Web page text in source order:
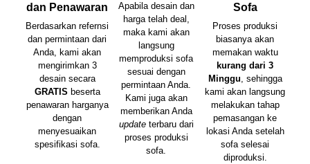
dan Penawaran
Berdasarkan refernsi
dan permintaan dari
Anda, kami akan
mengirimkan 3
desain secara
GRATIS beserta
penawaran harganya
dengan
menyesuaikan
spesifikasi sofa.
Apabila desain dan
harga telah deal,
maka kami akan
langsung
memproduksi sofa
sesuai dengan
permintaan Anda.
Kami juga akan
memberikan Anda
updateterbaru dari
proses produksi
sofa.
Sofa
Proses produksi
biasanya akan
memakan waktu
kurang dari 3
Minggu, sehingga
kami akan langsung
melakukan tahap
pemasangan ke
lokasi Anda setelah
sofa selesai
diproduksi.